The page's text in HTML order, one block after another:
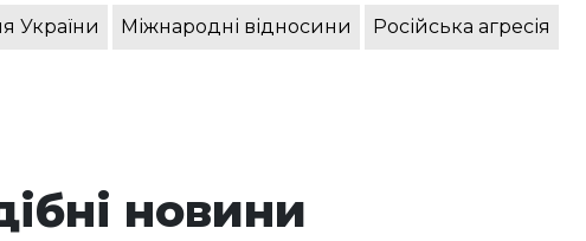
України Міжнародні відносини Російська агресія
новини